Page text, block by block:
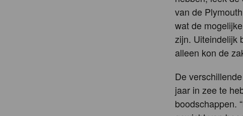
van de
wat de
zijn. Uiteindelijk
alleen kon de
De
jaar in zee te
boodschappen.